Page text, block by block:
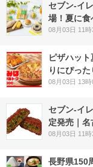
セブン‐イ
場！夏に食
08月03日 11時
ピザハッ
りにぴっ
08月03日 13時
セブン-イ
定発売｜
08月03日 11時
長野県150